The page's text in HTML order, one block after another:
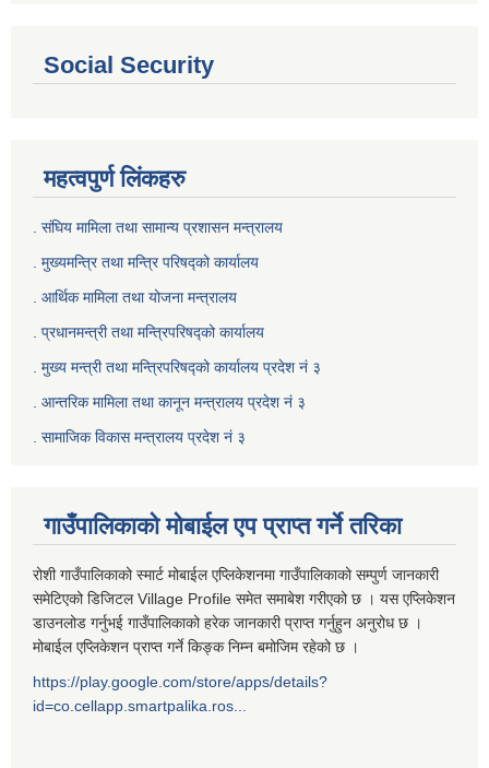
Social Security
महत्वपुर्ण लिंकहरु
. संघिय मामिला तथा सामान्य प्रशासन मन्त्रालय
. मुख्यमन्त्रि तथा मन्त्रि परिषद्को कार्यालय
. आर्थिक मामिला तथा योजना मन्त्रालय
. प्रधानमन्त्री तथा मन्त्रिपरिषद्को कार्यालय
मुख्य मन्त्री तथा मन्त्रिपरिषद्को कार्यालय प्रदेश नं ३
आन्तरिक मामिला तथा कानून मन्त्रालय प्रदेश नं ३
सामाजिक विकास मन्त्रालय प्रदेश नं ३
गाउँपालिकाको मोबाईल एप प्राप्त गर्ने तरिका
रोशी गाउँपालिकाको स्मार्ट मोबाईल एप्लिकेशनमा गाउँपालिकाको सम्पुर्ण जानकारी
समेटिएको डिजिटल Village Profile समेत समाबेश गरीएको छ । यस एप्लिकेशन
डाउनलोड गर्नुभई गाउँपालिकाको हरेक जानकारी प्राप्त गर्नुहुन अनुरोध छ ।
मोबाईल एप्लिकेशन प्राप्त गर्ने किङ्क निम्न बमोजिम रहेको छ ।
https://play.google.com/store/apps/details?
id=co.cellapp.smartpalika.ros...